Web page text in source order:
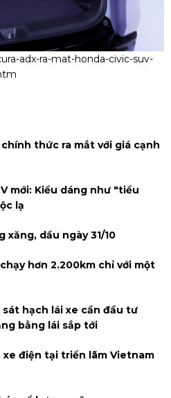
adx-ra-mat-honda-civic-suv-
thức ra mắt với giá cạnh
mới: Kiểu dáng như "tiểu
lạ
dầu ngày 31/10
hơn 2.200km chỉ với một
hạch lái xe cần đầu tư
bằng lái sắp tới
xe điện tại triển lãm Vietnam